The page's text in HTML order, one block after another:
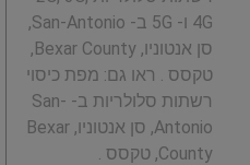
4G ו- 5G ב- San-Antonio,
סן אנטוניו, Bexar County,
טקסס . ראו גם: מפת כיסוי
רשתות סלולריות ב- San-
Antonio, סן אנטוניו, Bexar
County, טקסס .